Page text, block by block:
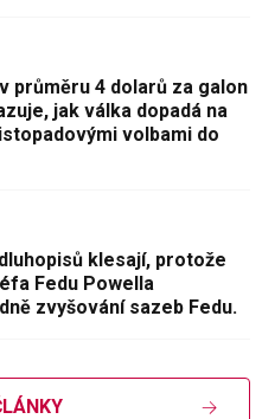
průměru 4 dolarů za galon
jak válka dopadá na
volbami do
klesají, protože
Fedu Powella
zvyšování sazeb Fedu.